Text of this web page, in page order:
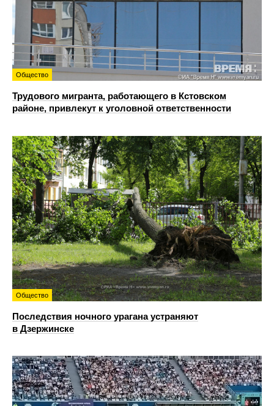
Общество
Трудового мигранта, работающего в Кстовском
районе, привлекут к уголовной ответственности
Общество
Последствия ночного урагана устраняют
в Дзержинске